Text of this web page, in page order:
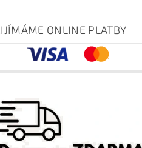
ONLINE PLATBY